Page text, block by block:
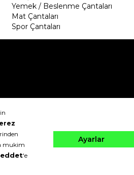
Yemek / Beslenme Çantaları
Mat Çantaları
Spor Çantaları